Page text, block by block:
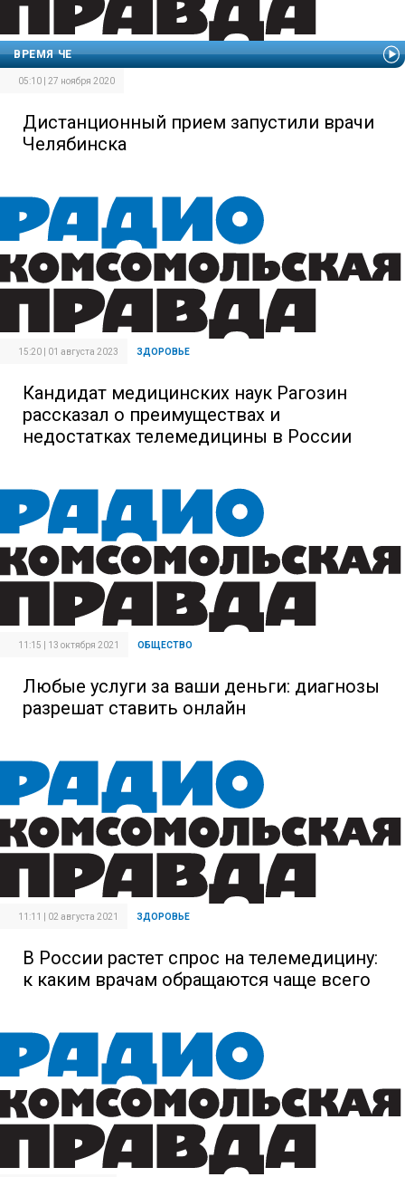
ВРЕМЯ ЧЕ
05:10 | 27 ноября 2020
Дистанционный прием запустили врачи
Челябинска
15:20 | 01 августа 2023 ЗДОРОВЬЕ
Кандидат медицинских наук Рагозин
рассказал о преимуществах и
недостатках телемедицины в России
11:15 | 13 октября 2021 ОБЩЕСТВО
Любые услуги за ваши деньги: диагнозы
разрешат ставить онлайн
11:11 | 02 августа 2021 ЗДОРОВЬЕ
В России растет спрос на телемедицину:
к каким врачам обращаются чаще всего